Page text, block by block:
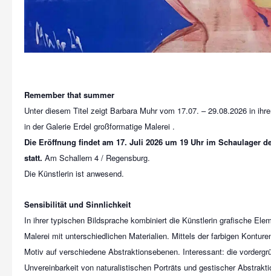
Remember that summer
Unter diesem Titel zeigt Barbara Muhr vom 17.07. – 29.08.2026 in
Die Eröffnung findet am 17. Juli 2026 um 19 Uhr im Schaulager
statt. Am Schallern 4 / Regensburg.
Die Künstlerin ist anwesend.
Sensibilität und Sinnlichkeit
In ihrer typischen Bildsprache kombiniert die Künstlerin grafische
Malerei mit unterschiedlichen Materialien. Mittels der farbigen
Motiv auf verschiedene Abstraktionsebenen. Interessant: die
Unvereinbarkeit von naturalistischen Porträts und gestischer